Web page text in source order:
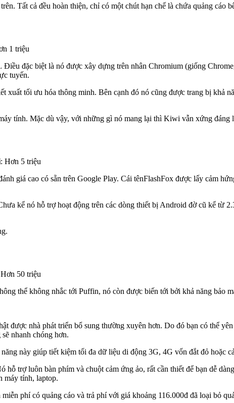
Tất cả đều hoàn thiện, chỉ có một chút hạn chế là chứa quảng cáo
1 triệu
đặc biệt là nó được xây dựng trên nhân Chromium (giống
tuyến.
xuất tối ưu hóa thông minh. Bên cạnh đó nó cũng được trang bị khả
tính. Mặc dù vậy, với những gì nó mang lại thì Kiwi vẫn xứng đáng
: Hơn 5 triệu
giá cao có sẵn trên Google Play. Cái tênFlashFox được lấy cảm
kể nó hỗ trợ hoạt động trên các dòng thiết bị Android đờ cũ kể từ
50 triệu
thể không nhắc tới Puffin, nó còn được biến tới bởi khả năng bảo
được nhà phát triển bổ sung thường xuyên hơn. Do đó bạn có thể
nhanh chóng hơn.
này giúp tiết kiệm tối đa dữ liệu di động 3G, 4G vốn đắt đỏ hoặc
trợ luôn bàn phím và chuột cảm ứng ảo, rất cần thiết để bạn dễ
máy tính, laptop.
phí có quảng cáo và trả phí với giá khoảng 116.000đ đã loại bỏ